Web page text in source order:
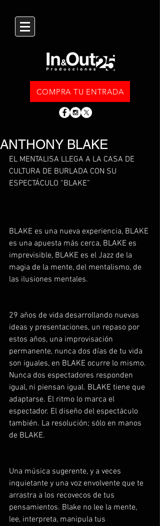
COMPRA TU ENTRADA
ANTHONY BLAKE
EL MENTALISA LLEGA A LA CASA DE
CULTURA DE BURLADA CON SU
ESPECTÁCULO “BLAKE”
BLAKE es una nueva experiencia, BLAKE
es una apuesta más cerca, BLAKE es
imprevisible, BLAKE es el Jazz de la
magia de la mente, del mentalismo, de
las ilusiones mentales.
29 años de vida desarrollando nuevas
ideas y presentaciones, un repaso por
estos años, una improvisación
permanente, nunca dos días de tu vida
son iguales, en BLAKE ocurre lo mismo.
Nunca dos espectadores responden
igual, ni piensan igual. BLAKE tiene que
adaptarse. El ritmo lo marca el
espectador. El diseño del espectáculo
también. La resolución; sólo en manos
de BLAKE.
Una música sugerente, y a veces
inquietante y una voz envolvente que te
arrastra a los recovecos de tus
pensamientos. Blake no lee la mente,
lee, interpreta, manipula tus